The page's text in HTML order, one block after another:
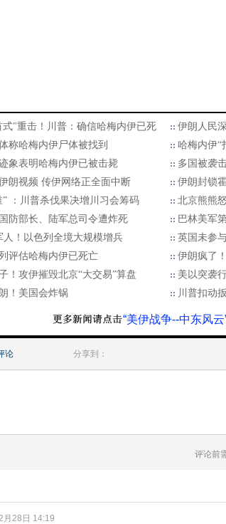
"重击！川普：确信哈梅内伊已死
伊朗人民
称哈梅内伊尸体被找到
哈梅内伊“
象表明哈梅内伊已被击毙
多国被袭
朗视频 传伊网络正全面中断
伊朗封锁
” ：川普杀伐果决增川习会筹码
北京熊熊
防部长、陆军总司令遭炸死
巴林美军
人！以色列全境大规模增兵
英国未参
评估哈梅内伊已死亡
伊朗疯了
！攻伊摧毁北京“大交易”算盘
美以突袭
！美国会炸锅
川普扣动
“美伊战争--中东风云
论 分享到：
评论前
月28日 14:19